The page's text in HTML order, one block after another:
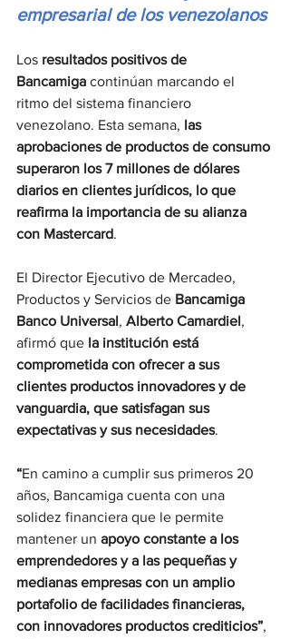
empresarial de los venezolanos
Los resultados positivos de
Bancamiga continúan marcando el
ritmo del sistema financiero
venezolano. Esta semana, las
aprobaciones de productos de consumo
superaron los 7 millones de dólares
diarios en clientes jurídicos, lo que
reafirma la importancia de su alianza
con Mastercard.
El Director Ejecutivo de Mercadeo,
Productos y Servicios de Bancamiga
Banco Universal, Alberto Camardiel,
afirmó que la institución está
comprometida con ofrecer a sus
clientes productos innovadores y de
vanguardia, que satisfagan sus
expectativas y sus necesidades.
“En camino a cumplir sus primeros 20
años, Bancamiga cuenta con una
solidez financiera que le permite
mantener un apoyo constante a los
emprendedores y a las pequeñas y
medianas empresas con un amplio
portafolio de facilidades financieras,
con innovadores productos crediticios”,